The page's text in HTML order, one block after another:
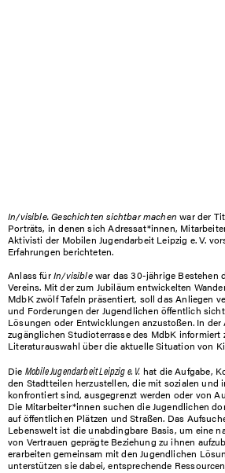
In/visible. Geschichten sichtbar machen war der
Porträts, in denen sich Adressat*innen,
Aktivisti der Mobilen Jugendarbeit Leipzig e. V.
Erfahrungen berichteten.
Anlass fürIn/visiblewar das 30-jährige Bestehen
Vereins. Mit der zum Jubiläum entwickelten
MdbK zwölf Tafeln präsentiert, soll das Anliegen
und Forderungen der Jugendlichen öffentlich
Lösungen oder Entwicklungen anzustoßen. In
zugänglichen Studioterrasse des MdbK informiert
Literaturauswahl über die aktuelle Situation von
Die Mobile Jugendarbeit Leipzig e. V. hat die Aufgabe,
den Stadtteilen herzustellen, die mit sozialen und
konfrontiert sind, ausgegrenzt werden oder von
Die Mitarbeiter*innen suchen die Jugendlichen
auf öffentlichen Plätzen und Straßen. Das
Lebenswelt ist die unabdingbare Basis, um eine
von Vertrauen geprägte Beziehung zu ihnen
erarbeiten gemeinsam mit den Jugendlichen
unterstützen sie dabei, entsprechende